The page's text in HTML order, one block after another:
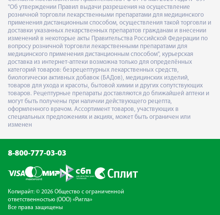
"Об утверждении Правил выдачи разрешения на осуществление
розничной торговли лекарственными препаратами для медицинского
применения дистанционным способом, осуществления такой торговли и
доставки указанных лекарственных препаратов гражданам и внесении
изменений в некоторые акты Правительства Российской Федерации по
вопросу розничной торговли лекарственными препаратами для
медицинского применения дистанционным способом", курьерская
доставка из интернет-аптеки возможна только для определённых
категорий товаров: безрецептурных лекарственных средств,
биологически активных добавок (БАДов), медицинских изделий,
товаров для ухода и красоты, бытовой химии и других сопутствующих
товаров. Рецептурные препараты доставляются до ближайшей аптеки и
могут быть получены при наличии действующего рецепта,
оформленного врачом. Ассортимент товаров, участвующих в
специальных предложениях и акциях, может быть ограничен или
изменен
8-800-777-03-03
Копирайт: © 2026 Общество с ограниченной
ответственностью (ООО) «Ригла»
Все права защищены